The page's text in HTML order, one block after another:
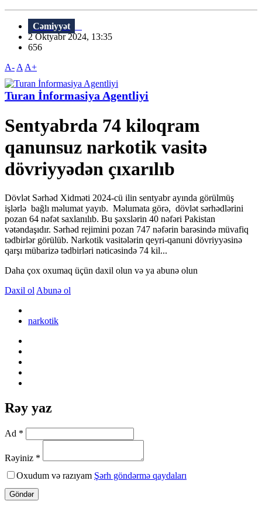
Cəmiyyət
2 Oktyabr 2024, 13:35
656
A- A A+
Turan İnformasiya Agentliyi
Sentyabrda 74 kiloqram
qanunsuz narkotik vasitə
dövriyyədən çıxarılıb
Dövlət Sərhəd Xidməti 2024-cü ilin sentyabr ayında görülmüş
işlərlə bağlı məlumat yayıb. Məlumata görə, dövlət sərhədlərini
pozan 64 nəfət saxlanılıb. Bu şəxslərin 40 nəfəri Pakistan
vətəndaşıdır. Sərhəd rejimini pozan 747 nəfərin barəsində müvafiq
tədbirlər görülüb. Narkоtik vasitələrin qеyri-qanuni dövriyyəsinə
qarşı mübarizə tədbirləri nəticəsində 74 kil...
Daha çox oxumaq üçün daxil olun və ya abunə olun
Daxil ol Abunə ol
narkotik
Rəy yaz
Ad *
Rəyiniz *
Oxudum və razıyam Şərh göndərmə qaydaları
Göndər